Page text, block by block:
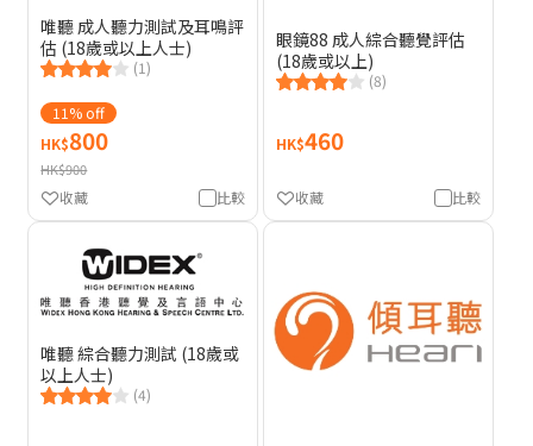
唯聽 成人聽力測試及耳鳴評
估 (18歲或以上人士)
(1)
11% off
HK$800
HK$900
比較
收藏
眼鏡88 成人綜合聽覺評估
(18歲或以上)
(8)
HK$460
比較
收藏
唯聽 綜合聽力測試 (18歲或
以上人士)
(4)